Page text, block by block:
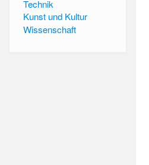
Technik
Kunst und Kultur
Wissenschaft